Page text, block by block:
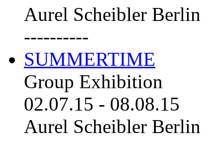
Aurel Scheibler Berlin
----------
SUMMERTIME
Group Exhibition
02.07.15 - 08.08.15
Aurel Scheibler Berlin